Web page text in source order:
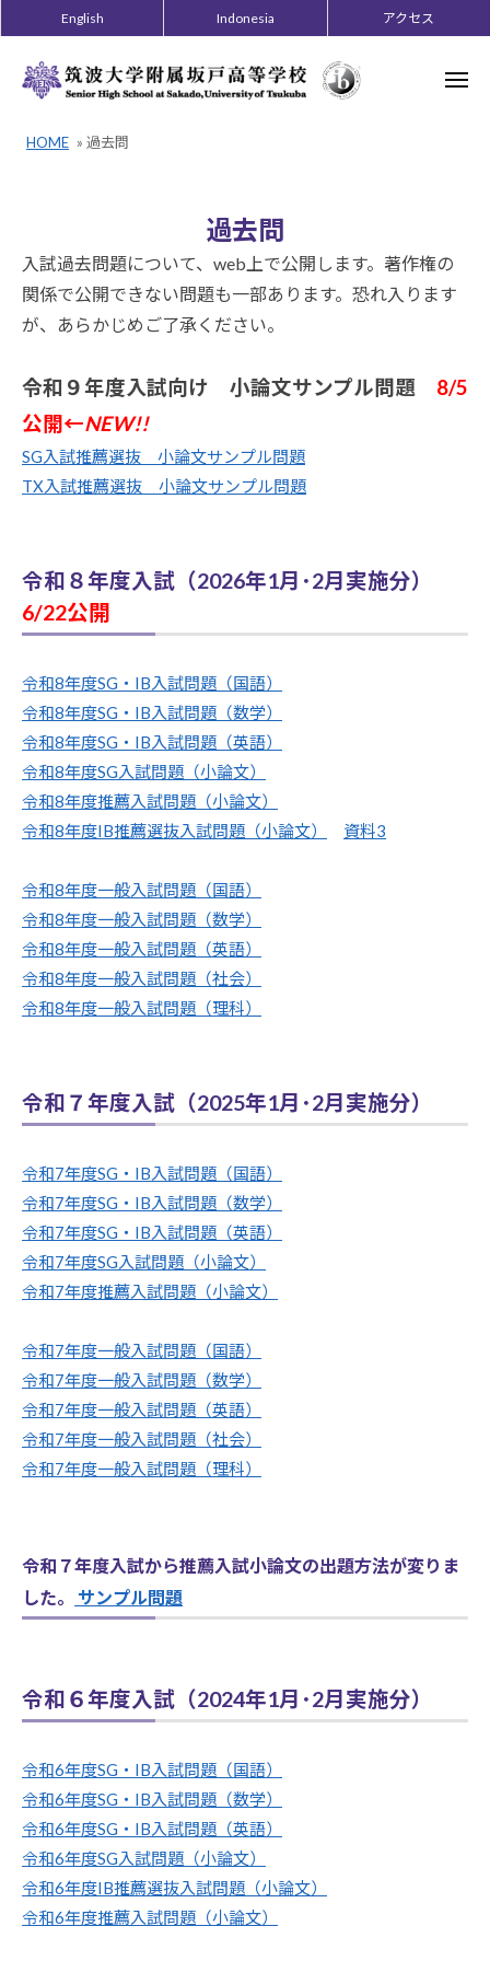
ン
English Indonesia アクセス
メ
HOME » 過去問
去
問
年
月
4
日
BY
悠
貴
過去問
入試過去問題について、web上で公開します。著作権の
関係で公開できない問題も一部あります。恐れ入ります
が、あらかじめご了承ください。
令和９年度入試向け 小論文サンプル問題 8/5
公開←NEW!!
SG入試推薦選抜 小論文サンプル問題
TX入試推薦選抜 小論文サンプル問題
令和８年度入試（2026年1月･2月実施分）
6/22公開
令和8年度SG・IB入試問題（国語）
令和8年度SG・IB入試問題（数学）
令和8年度SG・IB入試問題（英語）
令和8年度SG入試問題（小論文）
令和8年度推薦入試問題（小論文）
令和8年度IB推薦選抜入試問題（小論文）
資料3
令和8年度一般入試問題（国語）
令和8年度一般入試問題（数学）
令和8年度一般入試問題（英語）
令和8年度一般入試問題（社会）
令和8年度一般入試問題（理科）
令和７年度入試（2025年1月･2月実施分）
令和7年度SG・IB入試問題（国語）
令和7年度SG・IB入試問題（数学）
令和7年度SG・IB入試問題（英語）
令和7年度SG入試問題（小論文）
令和7年度推薦入試問題（小論文）
令和7年度一般入試問題（国語）
令和7年度一般入試問題（数学）
令和7年度一般入試問題（英語）
令和7年度一般入試問題（社会）
令和7年度一般入試問題（理科）
令和７年度入試から推薦入試小論文の出題方法が変りま
した。
サンプル問題
令和６年度入試（2024年1月･2月実施分）
令和6年度SG・IB入試問題（国語）
令和6年度SG・IB入試問題（数学）
令和6年度SG・IB入試問題（英語）
令和6年度SG入試問題（小論文）
令和6年度IB推薦選抜入試問題（小論文）
令和6年度推薦入試問題（小論文）